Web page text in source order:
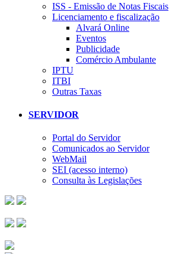
ISS - Emissão de Notas Fiscais
Licenciamento e fiscalização
Alvará Online
Eventos
Publicidade
Comércio Ambulante
IPTU
ITBI
Outras Taxas
SERVIDOR
Portal do Servidor
Comunicados ao Servidor
WebMail
SEI (acesso interno)
Consulta às Legislações